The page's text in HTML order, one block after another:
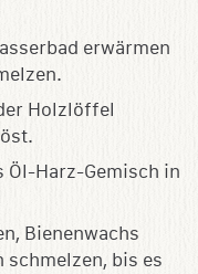
erwärmen
Holzlöffel
Öl-Harz-Gemisch in
Bienenwachs
schmelzen, bis es